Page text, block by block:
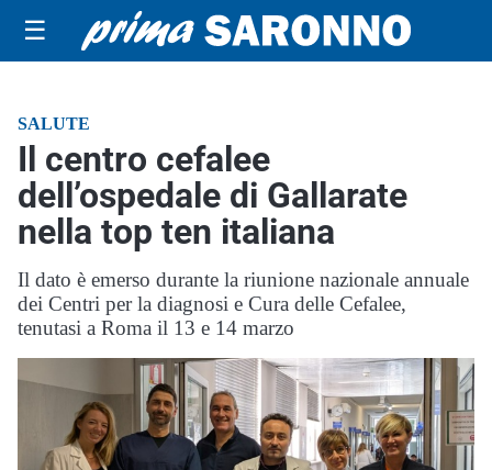
☰
SALUTE
Il centro cefalee
dell’ospedale di Gallarate
nella top ten italiana
Il dato è emerso durante la riunione nazionale annuale
dei Centri per la diagnosi e Cura delle Cefalee,
tenutasi a Roma il 13 e 14 marzo